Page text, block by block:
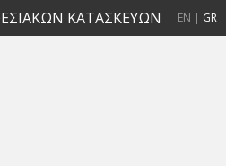
ΚΑΤΑΣΚΕΥΩΝ EN | GR